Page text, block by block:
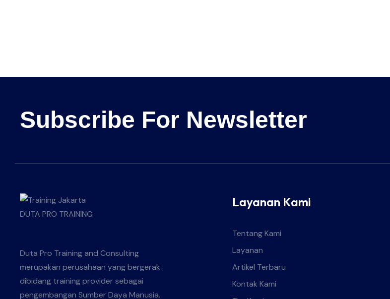
Subscribe For Newsletter
Duta Pro Training and Consulting
merupakan perusahaan yang bergerak
dibidang training provider sebagai
pengembangan Sumber Daya Manusia.
Layanan Kami
Tentang Kami
Layanan
Artikel Terbaru
Kontak Kami